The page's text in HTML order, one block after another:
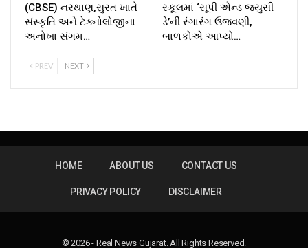
(CBSE) નરથાણ,સુરત ખાતે
સંસ્કૃતિ અને ટેક્નોલોજીના
અનોખા સંગમ…
સ્કૂલમાં ‘સૂપી એન્ડ જ્યુસી
ડે’ની રંગારંગ ઉજવણી,
બાળકોએ આપ્યો…
PREV NEXT
HOME ABOUT US CONTACT US
PRIVACY POLICY DISCLAIMER
© 2026 - Real News Gujarat. All Rights Reserved.